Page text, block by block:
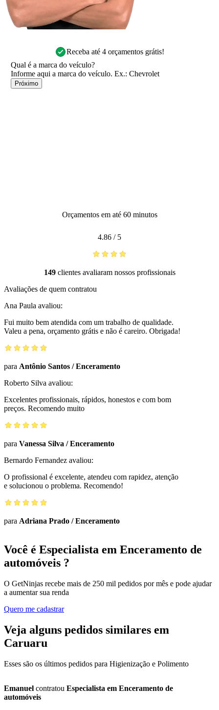
Receba até 4 orçamentos grátis!
Qual é a marca do veículo?
Próximo
Orçamentos em até 60 minutos
4.86 / 5
149clientes avaliaram nossos profissionais
Avaliações de quem contratou
Ana Paula avaliou:
Fui muito bem atendida com um trabalho de qualidade.
Valeu a pena, orçamento grátis e não é careiro. Obrigada!
para Antônio Santos /Enceramento
Roberto Silva avaliou:
Excelentes profissionais, rápidos, honestos e com bom
preços. Recomendo muito
para Vanessa Silva /Enceramento
Bernardo Fernandez avaliou:
O profissional é excelente, atendeu com rapidez, atenção
e solucionou o problema. Recomendo!
para Adriana Prado /Enceramento
Você é Especialista em Enceramento de
automóveis ?
O GetNinjas recebe mais de 250 mil pedidos por mês e pode ajudar
a aumentar sua renda
Quero me cadastrar
Veja alguns pedidos similares em
Caruaru
Esses são os últimos pedidos para Higienização e Polimento
Emanuel contratou Especialista em Enceramento de
automóveis